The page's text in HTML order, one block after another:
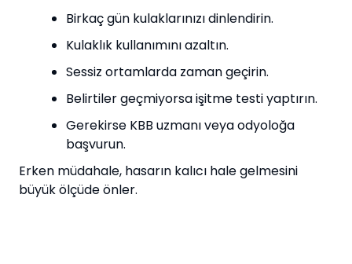
Birkaç gün kulaklarınızı dinlendirin.
Kulaklık kullanımını azaltın.
Sessiz ortamlarda zaman geçirin.
Belirtiler geçmiyorsa işitme testi yaptırın.
Gerekirse KBB uzmanı veya odyoloğa
başvurun.
Erken müdahale, hasarın kalıcı hale gelmesini
büyük ölçüde önler.